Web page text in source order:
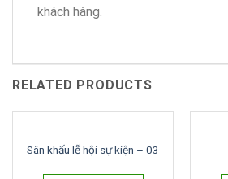
khách hàng.
RELATED PRODUCTS
Sân khấu lễ hội sự kiện – 03